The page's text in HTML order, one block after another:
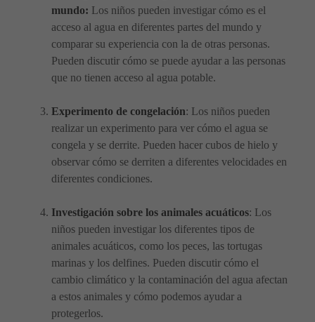
mundo: Los niños pueden investigar cómo es el
acceso al agua en diferentes partes del mundo y
comparar su experiencia con la de otras personas.
Pueden discutir cómo se puede ayudar a las personas
que no tienen acceso al agua potable.
Experimento de congelación: Los niños pueden
realizar un experimento para ver cómo el agua se
congela y se derrite. Pueden hacer cubos de hielo y
observar cómo se derriten a diferentes velocidades en
diferentes condiciones.
Investigación sobre los animales acuáticos: Los
niños pueden investigar los diferentes tipos de
animales acuáticos, como los peces, las tortugas
marinas y los delfines. Pueden discutir cómo el
cambio climático y la contaminación del agua afectan
a estos animales y cómo podemos ayudar a
protegerlos.